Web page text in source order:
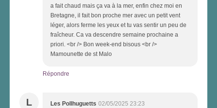
a fait chaud mais ça va à la mer, enfin chez moi en
Bretagne, il fait bon proche mer avec un petit vent
léger, alors ferme les yeux et tu vas sentir un peu de
fraîcheur. Ca va descendre semaine prochaine a
priori. <br /> Bon week-end bisous <br />
Mamounette de st Malo
Répondre
L Les Pollhuguetts 02/05/2025 23:23